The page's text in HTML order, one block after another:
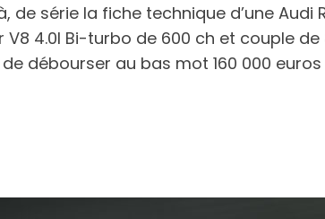
de série la fiche technique d’une
4.0l Bi-turbo de 600 ch et couple
débourser au bas mot 160 000 euros